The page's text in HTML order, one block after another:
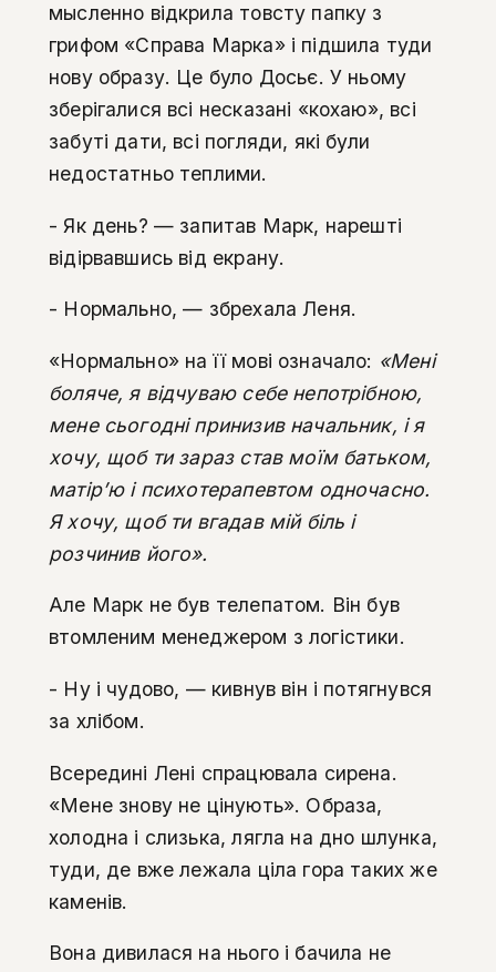
мысленно відкрила товсту папку з
грифом «Справа Марка» і підшила туди
нову образу. Це було Досьє. У ньому
зберігалися всі несказані «кохаю», всі
забуті дати, всі погляди, які були
недостатньо теплими.
- Як день? — запитав Марк, нарешті
відірвавшись від екрану.
- Нормально, — збрехала Леня.
«Нормально» на її мові означало: «Мені
боляче, я відчуваю себе непотрібною,
мене сьогодні принизив начальник, і я
хочу, щоб ти зараз став моїм батьком,
матір’ю і психотерапевтом одночасно.
Я хочу, щоб ти вгадав мій біль і
розчинив його».
Але Марк не був телепатом. Він був
втомленим менеджером з логістики.
- Ну і чудово, — кивнув він і потягнувся
за хлібом.
Всередині Лені спрацювала сирена.
«Мене знову не цінують». Образа,
холодна і слизька, лягла на дно шлунка,
туди, де вже лежала ціла гора таких же
каменів.
Вона дивилася на нього і бачила не